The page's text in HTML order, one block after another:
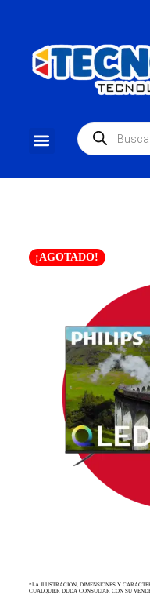
¡AGOTADO!
*LA ILUSTRACIÓN, DIMENSIONES Y
CUALQUIER DUDA CONSULTAR CON SU